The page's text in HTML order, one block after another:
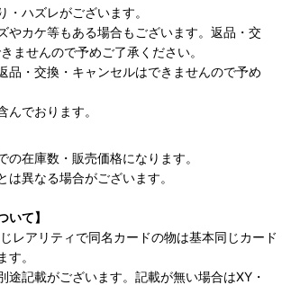
ハズレがございます。
やカケ等もある場合もございます。返品・交
ませんので予めご了承ください。
品・交換・キャンセルはできませんので予め
でおります。
の在庫数・販売価格になります。
は異なる場合がございます。
いて】
レアリティで同名カードの物は基本同じカード
す。
途記載がございます。記載が無い場合はXY・